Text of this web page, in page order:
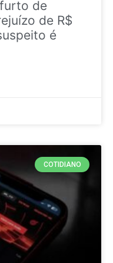
de
de R$
é
COTIDIANO